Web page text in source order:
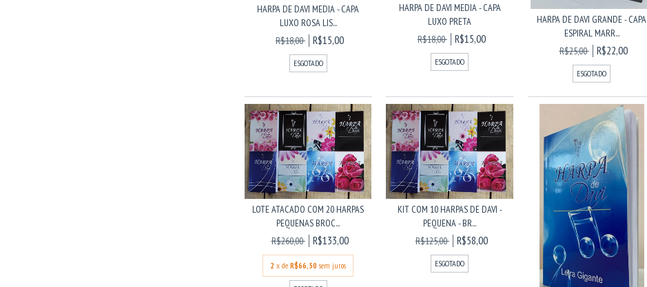
HARPA DE DAVI MEDIA - CAPA
LUXO ROSA LIS...
R$18,00
R$15,00
ESGOTADO
HARPA DE DAVI MEDIA - CAPA
LUXO PRETA
R$18,00
R$15,00
ESGOTADO
HARPA DE DAVI GRANDE - CAPA
ESPIRAL MARR...
R$25,00
R$22,00
ESGOTADO
LOTE ATACADO COM 20 HARPAS
PEQUENAS BROC...
R$260,00
R$133,00
2 x deR$66,50 sem juros
KIT COM 10 HARPAS DE DAVI -
PEQUENA - BR...
R$125,00
R$58,00
ESGOTADO